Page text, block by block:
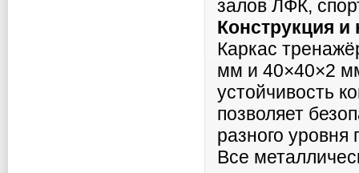
залов ЛФК,
Конструкция и
Каркас
мм и 40×40×2
устойчивость
позволяет
разного уровня
Все